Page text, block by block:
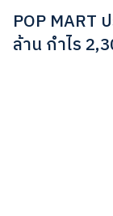
POP MART
ล้าน กำไร